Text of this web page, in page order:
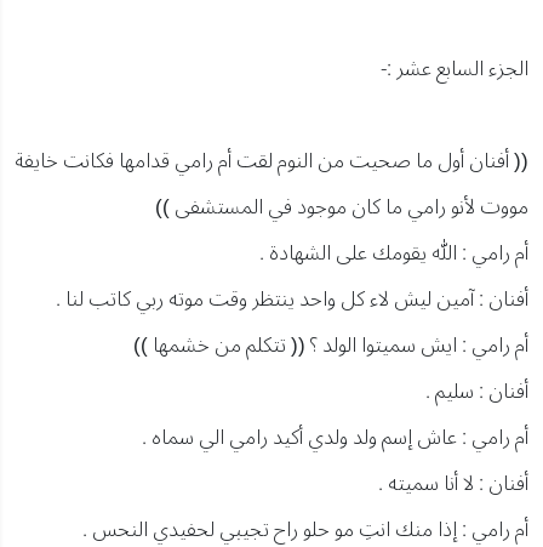
الجزء السابع عشر :-
(( أفنان أول ما صحيت من النوم لقت أم رامي قدامها فكانت خايفة
مووت لأنو رامي ما كان موجود في المستشفى ))
أم رامي : الله يقومك على الشهادة .
أفنان : آمين ليش لاء كل واحد ينتظر وقت موته ربي كاتب لنا .
أم رامي : ايش سميتوا الولد ؟ (( تتكلم من خشمها ))
أفنان : سليم .
أم رامي : عاش إسم ولد ولدي أكيد رامي الي سماه .
أفنان : لا أنا سميته .
أم رامي : إذا منك انتِ مو حلو راح تجيبي لحفيدي النحس .